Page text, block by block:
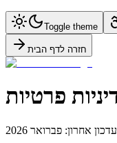
Toggle theme
חזרה לדף הבית
עדכון אחרון: פברואר 2026